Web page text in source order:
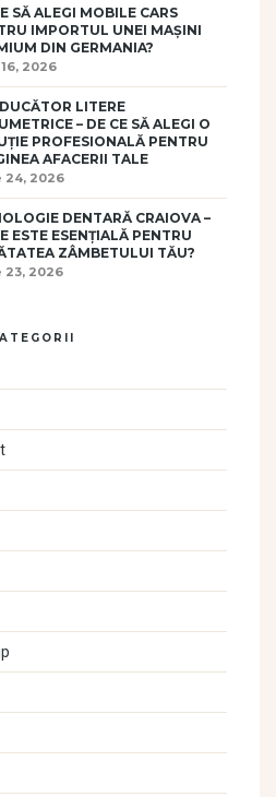
SĂ ALEGI MOBILE CARS
IMPORTUL UNEI MAȘINI
DIN GERMANIA?
2026
LITERE
– DE CE SĂ ALEGI O
PROFESIONALĂ PENTRU
AFACERII TALE
24, 2026
DENTARĂ CRAIOVA –
ESTE ESENȚIALĂ PENTRU
ZÂMBETULUI TĂU?
23, 2026